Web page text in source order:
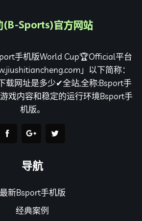
手机版World Cup🏆Official平台
」以下简称：
载网址是多少✔全站,全称:Bsport手
戏内容和稳定的运行环境Bsport手
机版。
导航
最新Bsport手机版
经典案例